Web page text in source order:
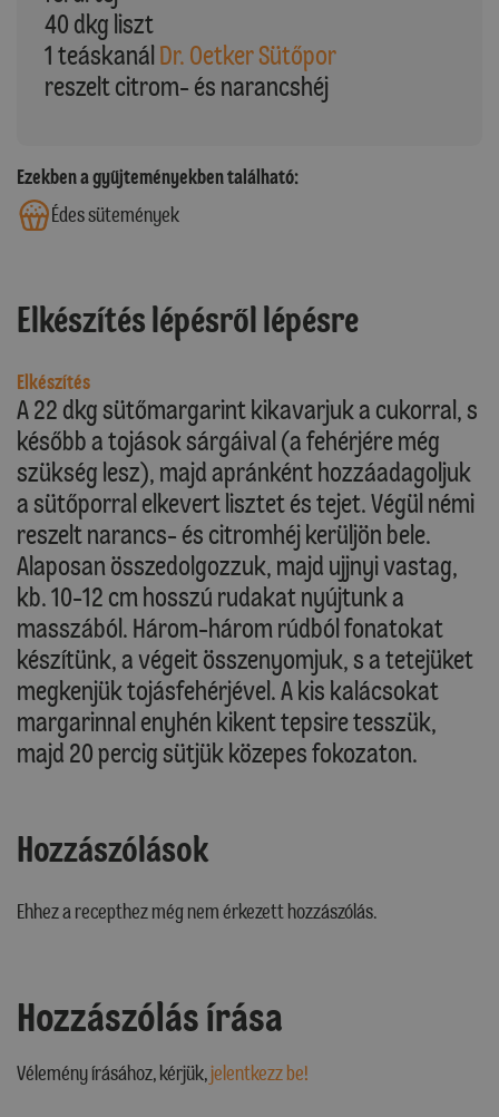
40 dkg liszt
1 teáskanálDr. Oetker Sütőpor
reszelt citrom- és narancshéj
Ezekben a gyűjteményekben található:
Édes sütemények
Elkészítés lépésről lépésre
Elkészítés
A 22 dkg sütőmargarint kikavarjuk a cukorral, s
később a tojások sárgáival (a fehérjére még
szükség lesz), majd apránként hozzáadagoljuk
a sütőporral elkevert lisztet és tejet. Végül némi
reszelt narancs- és citromhéj kerüljön bele.
Alaposan összedolgozzuk, majd ujjnyi vastag,
kb. 10-12 cm hosszú rudakat nyújtunk a
masszából. Három-három rúdból fonatokat
készítünk, a végeit összenyomjuk, s a tetejüket
megkenjük tojásfehérjével. A kis kalácsokat
margarinnal enyhén kikent tepsire tesszük,
majd 20 percig sütjük közepes fokozaton.
Hozzászólások
Ehhez a recepthez még nem érkezett hozzászólás.
Hozzászólás írása
Vélemény írásához, kérjük,jelentkezz be!